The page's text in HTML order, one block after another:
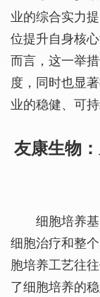
业的综合实力
位提升自身核
而言，这一举
度，同时也显
业的稳健、可
友康生物
细胞培养
细胞治疗和整
胞培养工艺往
了细胞培养的